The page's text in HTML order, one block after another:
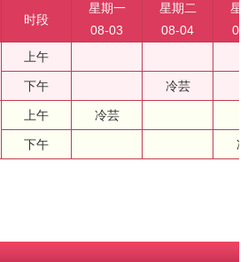
时段
星期一
08-03
星期二
08-04
星
上午
下午 冷芸
上午 冷芸
下午